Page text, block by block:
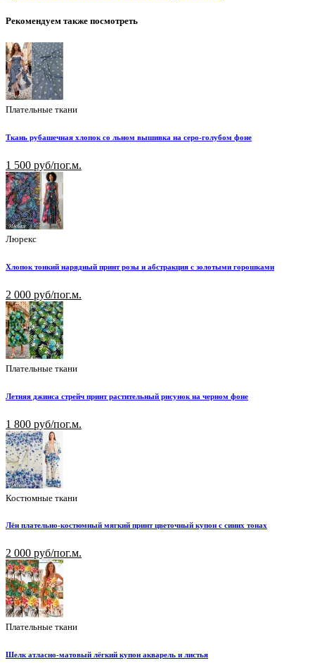
Рекомендуем также посмотреть
Плательные ткани
Ткань рубашечная хлопок со льном вышивка на серо-голубом фоне
1 500 руб/пог.м.
Люрекс
Хлопок тонкий нарядный принт розы и абстракция с золотыми горошками
2 000 руб/пог.м.
Плательные ткани
Летняя джинса стрейч принт растительный рисунок на черном фоне
1 800 руб/пог.м.
Костюмные ткани
Лён плательно-костюмный мягкий принт цветочный купон с синих тонах
2 000 руб/пог.м.
Плательные ткани
Шелк атласно-матовый лёгкий купон акварель и листья